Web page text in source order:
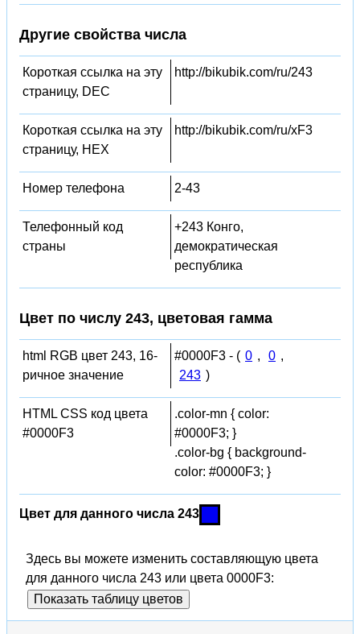
Другие свойства числа
Короткая ссылка на эту
страницу, DEC
http://bikubik.com/ru/243
Короткая ссылка на эту
страницу, HEX
http://bikubik.com/ru/xF3
Номер телефона 2-43
Телефонный код
страны
+243 Конго,
демократическая
республика
Цвет по числу 243, цветовая гамма
html RGB цвет 243, 16-
ричное значение
#0000F3 - ( 0 , 0 ,
243 )
HTML CSS код цвета
#0000F3
.color-mn { color:
#0000F3; }
.color-bg { background-
color: #0000F3; }
Цвет для данного числа 243
Здесь вы можете изменить составляющую цвета
для данного числа 243 или цвета 0000F3:
Показать таблицу цветов